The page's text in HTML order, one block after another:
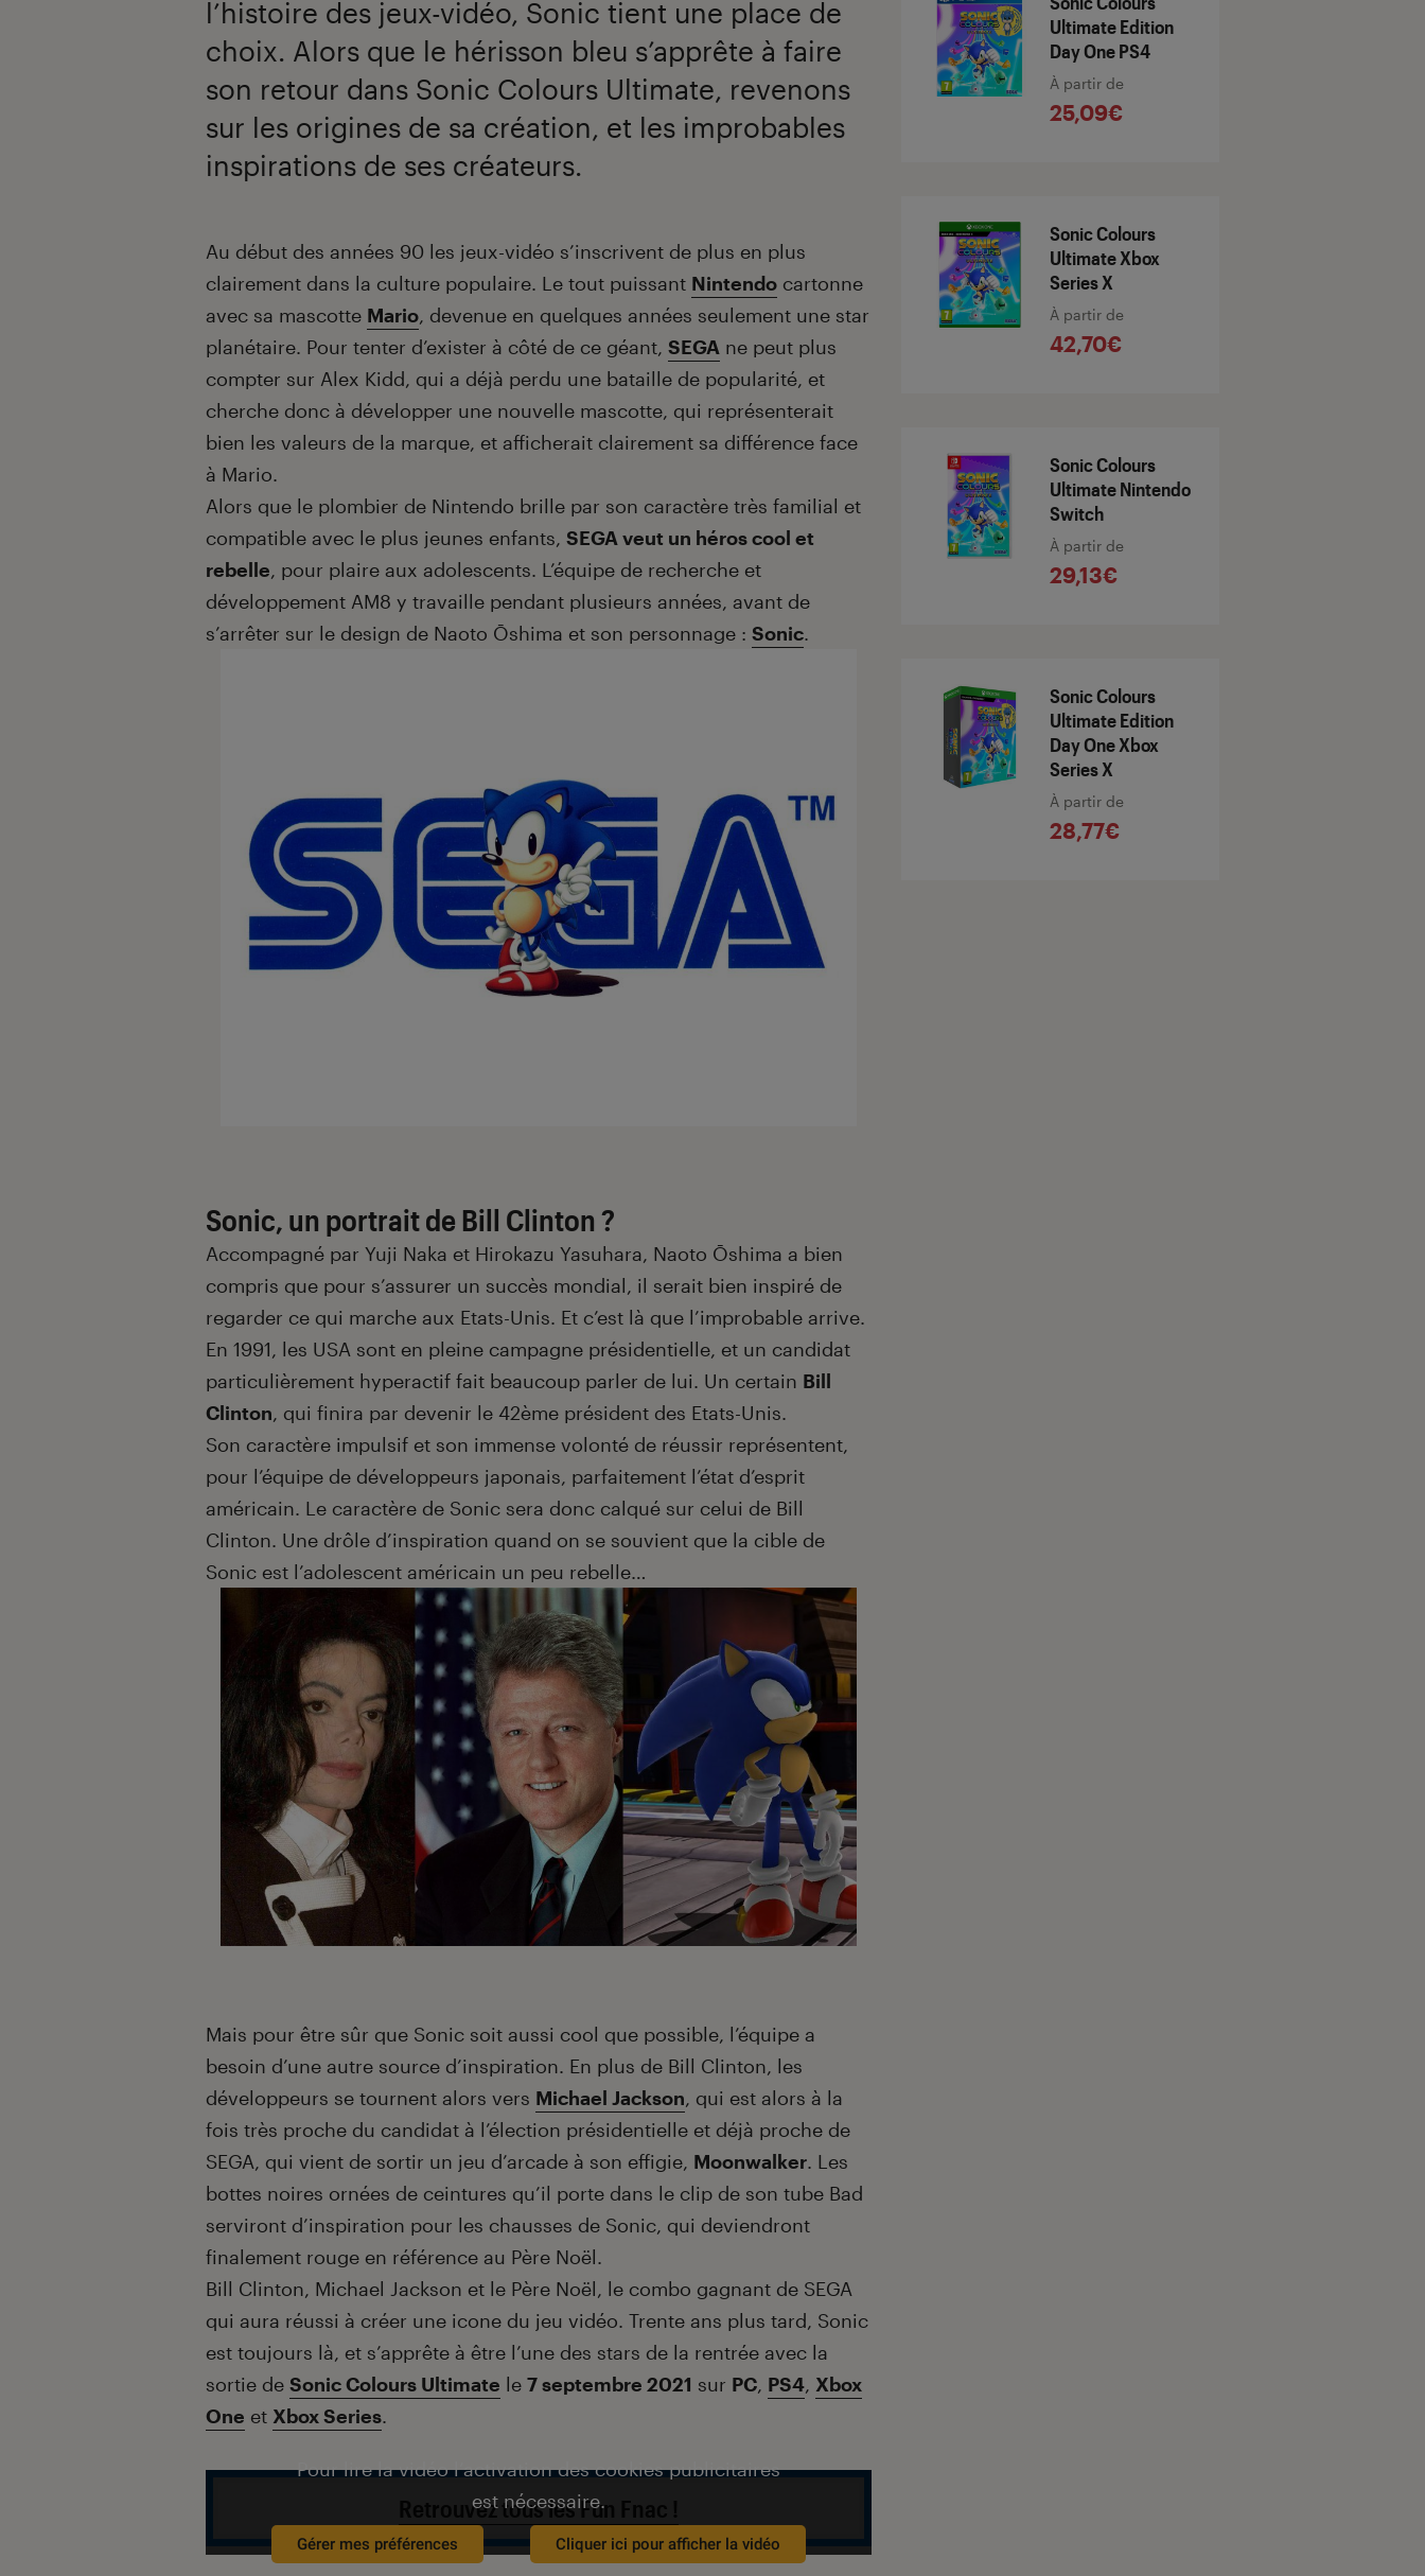
l’histoire des jeux-vidéo, Sonic tient une place de
choix. Alors que le hérisson bleu s’apprête à faire
son retour dans Sonic Colours Ultimate, revenons
sur les origines de sa création, et les improbables
inspirations de ses créateurs.
Introduction
Au début des années 90 les jeux-vidéo s’inscrivent de plus en plus
clairement dans la culture populaire. Le tout puissant Nintendo cartonne
avec sa mascotte Mario, devenue en quelques années seulement une star
planétaire. Pour tenter d’exister à côté de ce géant, SEGA ne peut plus
compter sur Alex Kidd, qui a déjà perdu une bataille de popularité, et
cherche donc à développer une nouvelle mascotte, qui représenterait
bien les valeurs de la marque, et afficherait clairement sa différence face
à Mario.
Alors que le plombier de Nintendo brille par son caractère très familial et
compatible avec le plus jeunes enfants, SEGA veut un héros cool et
rebelle, pour plaire aux adolescents. L’équipe de recherche et
développement AM8 y travaille pendant plusieurs années, avant de
s’arrêter sur le design de Naoto Ōshima et son personnage : Sonic.
Sonic, un portrait de Bill Clinton ?
Accompagné par Yuji Naka et Hirokazu Yasuhara, Naoto Ōshima a bien
compris que pour s’assurer un succès mondial, il serait bien inspiré de
regarder ce qui marche aux Etats-Unis. Et c’est là que l’improbable arrive.
En 1991, les USA sont en pleine campagne présidentielle, et un candidat
particulièrement hyperactif fait beaucoup parler de lui. Un certain Bill
Clinton, qui finira par devenir le 42ème président des Etats-Unis.
Son caractère impulsif et son immense volonté de réussir représentent,
pour l’équipe de développeurs japonais, parfaitement l’état d’esprit
américain. Le caractère de Sonic sera donc calqué sur celui de Bill
Clinton. Une drôle d’inspiration quand on se souvient que la cible de
Sonic est l’adolescent américain un peu rebelle…
Mais pour être sûr que Sonic soit aussi cool que possible, l’équipe a
besoin d’une autre source d’inspiration. En plus de Bill Clinton, les
développeurs se tournent alors vers Michael Jackson, qui est alors à la
fois très proche du candidat à l’élection présidentielle et déjà proche de
SEGA, qui vient de sortir un jeu d’arcade à son effigie, Moonwalker. Les
bottes noires ornées de ceintures qu’il porte dans le clip de son tube Bad
serviront d’inspiration pour les chausses de Sonic, qui deviendront
finalement rouge en référence au Père Noël.
Bill Clinton, Michael Jackson et le Père Noël, le combo gagnant de SEGA
qui aura réussi à créer une icone du jeu vidéo. Trente ans plus tard, Sonic
est toujours là, et s’apprête à être l’une des stars de la rentrée avec la
sortie de Sonic Colours Ultimate le 7 septembre 2021 sur PC, PS4, Xbox
One et Xbox Series.
Pour lire la vidéo l’activation des cookies publicitaires
est nécessaire.
Gérer mes préférences Cliquer ici pour afficher la vidéo
Retrouvez tous les Fun Fnac !
Ultimate Edition
Day One PS4
À partir de
25,09€
Sonic Colours
Ultimate Xbox
Series X
À partir de
42,70€
Sonic Colours
Ultimate Nintendo
Switch
À partir de
29,13€
Sonic Colours
Ultimate Edition
Day One Xbox
Series X
À partir de
28,77€